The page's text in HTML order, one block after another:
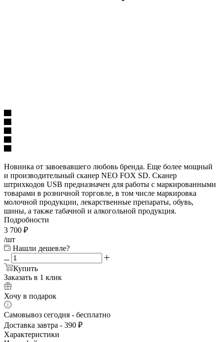
Новинка от завоевавшего любовь бренда. Еще более мощный
и производительный сканер NEO FOX SD. Сканер
штрихкодов USB предназначен для работы с маркированными
товарами в розничной торговле, в том числе маркировка
молочной продукции, лекарственные препараты, обувь,
шины, а также табачной и алкогольной продукция.
Подробности
3 700 ₽
/шт
Нашли дешевле?
Купить
Заказать в 1 клик
Хочу в подарок
Самовывоз сегодня - бесплатно
Доставка завтра - 390 ₽
Характеристики